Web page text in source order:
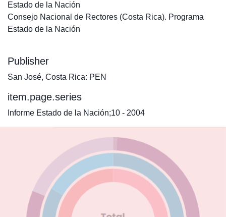
Estado de la Nación
Consejo Nacional de Rectores (Costa Rica). Programa
Estado de la Nación
Publisher
San José, Costa Rica: PEN
item.page.series
Informe Estado de la Nación;10 - 2004